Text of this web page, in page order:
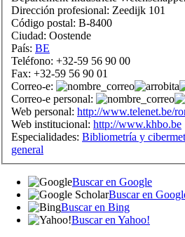
Dirección profesional: Zeedijk 101
Código postal: B-8400
Ciudad: Oostende
País: BE
Teléfono: +32-59 56 90 00
Fax: +32-59 56 90 01
Correo-e:
Correo-e personal:
Web personal: http://www.telenet.be/
Web institucional: http://www.khbo.be
Especialidades: Bibliometría y
general
Buscar en Google
Buscar en
Buscar en Bing
Buscar en Yahoo!